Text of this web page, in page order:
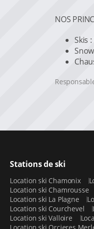
NOS
Skis
Stations de ski
Location ski Chamonix
Location ski Chamrousse
Location ski La Plagne
Location ski Courchevel
Location ski Valloire